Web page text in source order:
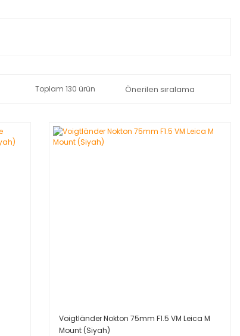
Toplam 130 ürün
Voigtländer Nokton 75mm F1.5 VM Leica M
Mount (Siyah)